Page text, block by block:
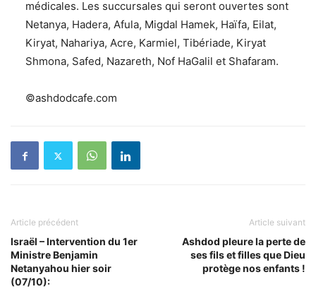
médicales. Les succursales qui seront ouvertes sont
Netanya, Hadera, Afula, Migdal Hamek, Haïfa, Eilat,
Kiryat, Nahariya, Acre, Karmiel, Tibériade, Kiryat
Shmona, Safed, Nazareth, Nof HaGalil et Shafaram.
©ashdodcafe.com
Article précédent
Israël – Intervention du 1er
Ministre Benjamin
Netanyahou hier soir
(07/10):
Article suivant
Ashdod pleure la perte de
ses fils et filles que Dieu
protège nos enfants !